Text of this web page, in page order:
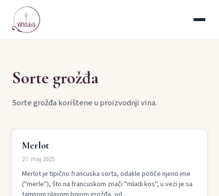
Sorte grožđa
Sorte grožđa korištene u proizvodnji vina.
Merlot
27. maj 2025.
Merlot je tipično francuska sorta, odakle potiče njeno ime
("merle"), što na francuskom znači "mladi kos", u vezi je sa